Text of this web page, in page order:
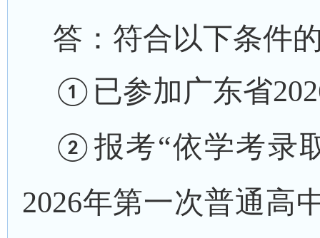
答：符合以下条件
① 已参加广东省202
②报考“依学考录
2026年第一次普通高